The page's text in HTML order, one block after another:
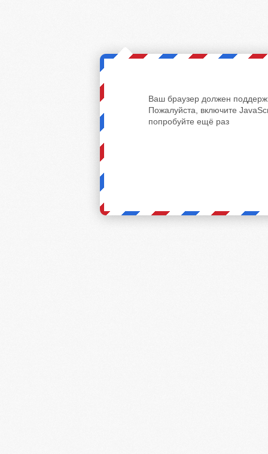
Ваш браузер должен
Пожалуйста, включите
попробуйте ещё раз